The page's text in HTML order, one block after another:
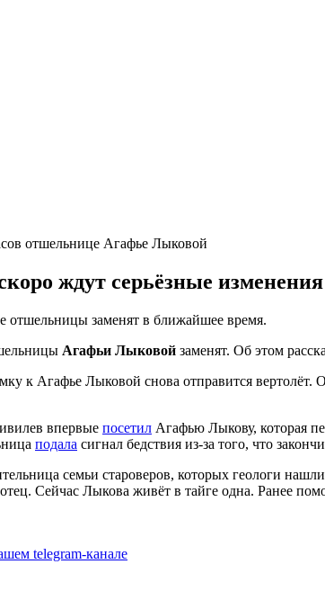
ждут серьёзные изменения
отшельницы заменят в ближайшее время.
Агафьи Лыковой заменят. Об этом
к Агафье Лыковой снова отправится
впервые посетил Агафью Лыкову, которая
подала сигнал бедствия из-за того, что
семьи староверов, которых геологи
Сейчас Лыкова живёт в тайге одна. Ранее
telegram-канале